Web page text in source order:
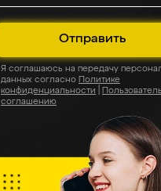
Отправить
Я соглашаюсь на передачу
данных согласно Политике
конфиденциальности
соглашению